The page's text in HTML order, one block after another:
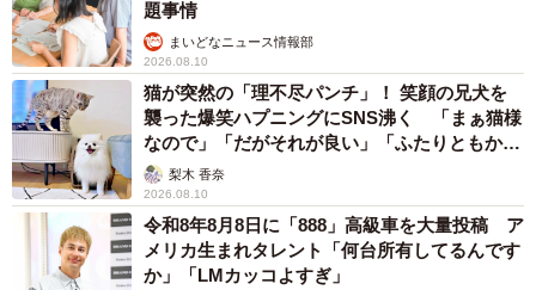
題事情
まいどなニュース情報部
2026.08.10
猫が突然の「理不尽パンチ」！ 笑顔の兄犬を
襲った爆笑ハプニングにSNS沸く 「まぁ猫様
なので」「だがそれが良い」「ふたりともかわ
いいね」
梨木 香奈
2026.08.10
令和8年8月8日に「888」高級車を大量投稿 ア
メリカ生まれタレント「何台所有してるんです
か」「LMカッコよすぎ」